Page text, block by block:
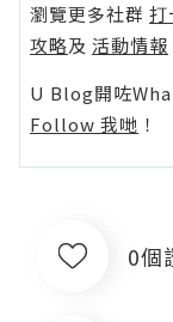
瀏覽更多社群 打
攻略及 活動情報
U Blog開咗
Follow 我哋 ！
0個